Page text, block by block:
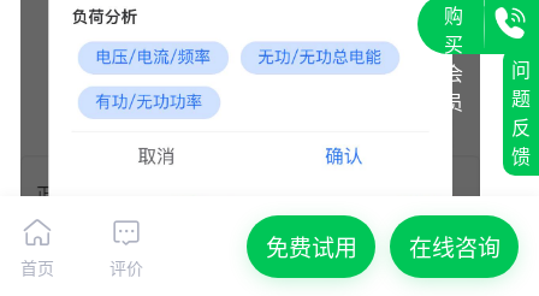
问
题
反
馈
首页 评价
免费试用 在线咨询
购
买
会
员